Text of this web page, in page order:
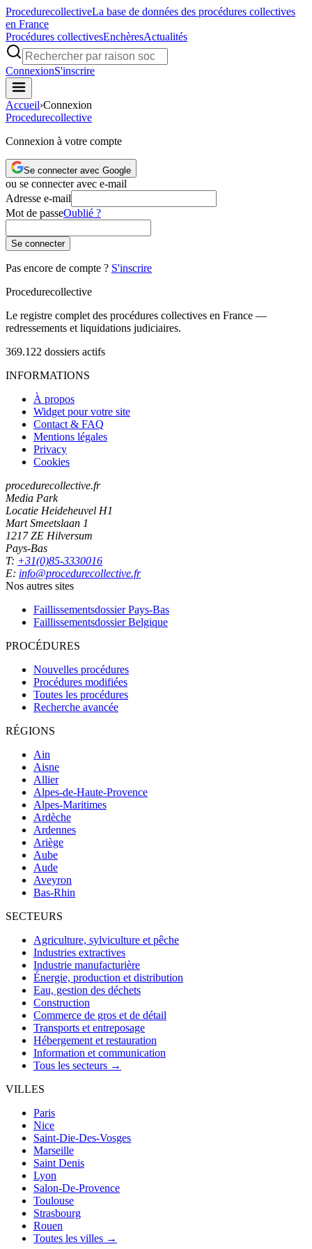
ProcedurecollectiveLa base de données des procédures collectives
en France
Procédures collectivesEnchèresActualités
ConnexionS'inscrire
Accueil›Connexion
Procedurecollective
Connexion à votre compte
Se connecter avec Google
ou se connecter avec e-mail
Adresse e-mail
Mot de passeOublié ?
Se connecter
Pas encore de compte ? S'inscrire
Procedurecollective
Le registre complet des procédures collectives en France —
redressements et liquidations judiciaires.
369.122 dossiers actifs
INFORMATIONS
À propos
Widget pour votre site
Contact & FAQ
Mentions légales
Privacy
Cookies
procedurecollective.fr
Media Park
Locatie Heideheuvel H1
Mart Smeetslaan 1
1217 ZE Hilversum
Pays-Bas
T: +31(0)85-3330016
E: info@procedurecollective.fr
Nos autres sites
Faillissementsdossier Pays-Bas
Faillissementsdossier Belgique
PROCÉDURES
Nouvelles procédures
Procédures modifiées
Toutes les procédures
Recherche avancée
RÉGIONS
Ain
Aisne
Allier
Alpes-de-Haute-Provence
Alpes-Maritimes
Ardèche
Ardennes
Ariège
Aube
Aude
Aveyron
Bas-Rhin
SECTEURS
Agriculture, sylviculture et pêche
Industries extractives
Industrie manufacturière
Énergie, production et distribution
Eau, gestion des déchets
Construction
Commerce de gros et de détail
Transports et entreposage
Hébergement et restauration
Information et communication
Tous les secteurs →
VILLES
Paris
Nice
Saint-Die-Des-Vosges
Marseille
Saint Denis
Lyon
Salon-De-Provence
Toulouse
Strasbourg
Rouen
Toutes les villes →